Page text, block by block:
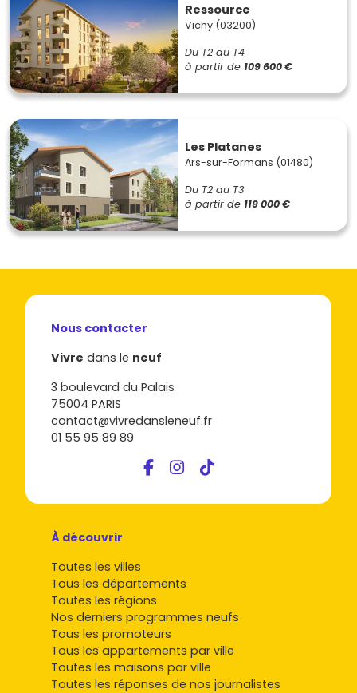
Ressource
Vichy (03200)
Du T2 au T4
à partir de 109 600 €
Les Platanes
Ars-sur-Formans (01480)
Du T2 au T3
à partir de 119 000 €
Nous contacter
Vivre dans le neuf
3 boulevard du Palais
75004 PARIS
contact@vivredansleneuf.fr
01 55 95 89 89
À découvrir
Toutes les villes
Tous les départements
Toutes les régions
Nos derniers programmes neufs
Tous les promoteurs
Tous les appartements par ville
Toutes les maisons par ville
Toutes les réponses de nos journalistes